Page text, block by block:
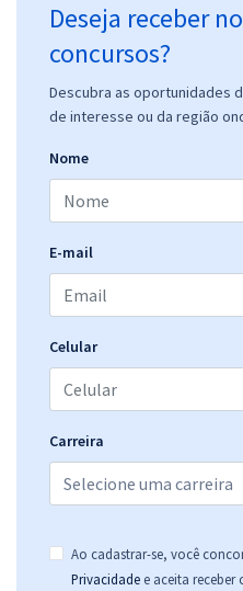
Deseja receber
concursos?
Descubra as oportunidades
de interesse ou da região
Nome
E-mail
Celular
Carreira
Ao cadastrar-se, você
Privacidade e aceita